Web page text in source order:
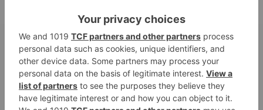
DIE BELIEBTESTEN ARTIKEL